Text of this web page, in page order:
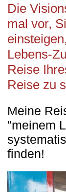
Die
mal vor,
Lebens-
Reise
Reise zu
Meine
"meinem
finden!